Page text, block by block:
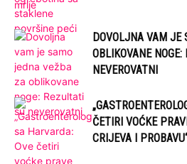
DOVOLJNA VAM JE
OBLIKOVANE NOGE:
NEVEROVATNI
ČETIRI VOĆKE
CRIJEVA I